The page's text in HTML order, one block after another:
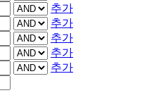
추가
추가
추가
추가
추가